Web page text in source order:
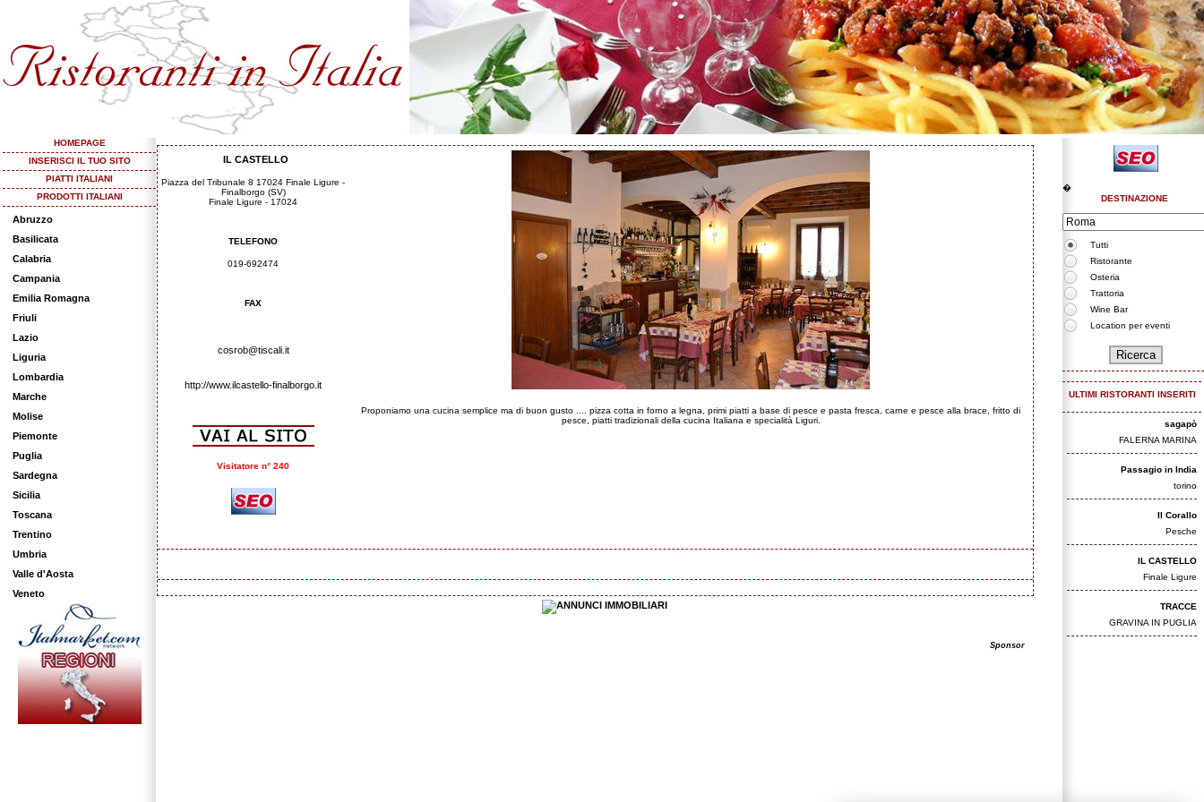
HOMEPAGE
INSERISCI IL TUO SITO
PIATTI ITALIANI
PRODOTTI ITALIANI
Abruzzo
Basilicata
Calabria
Campania
Emilia Romagna
Friuli
Lazio
Liguria
Lombardia
Marche
Molise
Piemonte
Puglia
Sardegna
Sicilia
Toscana
Trentino
Umbria
Valle d'Aosta
Veneto
�
DESTINAZIONE
Tutti
Ristorante
Osteria
Trattoria
Wine Bar
Location per eventi
ULTIMI RISTORANTI INSERITI
sagapò
FALERNA MARINA
Passagio in India
torino
Il Corallo
Pesche
IL CASTELLO
Finale Ligure
TRACCE
GRAVINA IN PUGLIA
IL CASTELLO
Piazza del Tribunale 8 17024 Finale Ligure -
Finalborgo (SV)
Finale Ligure - 17024
TELEFONO
019-692474
FAX
cosrob@tiscali.it
http://www.ilcastello-finalborgo.it
Visitatore n° 240
Proponiamo una cucina semplice ma di buon gusto .... pizza cotta in forno a legna, primi piatti a base di pesce e pasta fresca, carne e pesce alla brace, fritto di
pesce, piatti tradizionali della cucina Italiana e specialità Liguri.
Sponsor